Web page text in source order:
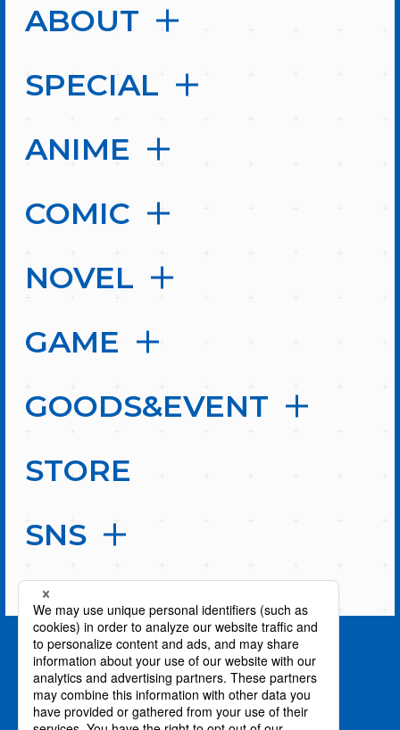
ABOUT
SPECIAL
ANIME
COMIC
NOVEL
GAME
GOODS&EVENT
STORE
SNS
PAGE TOP